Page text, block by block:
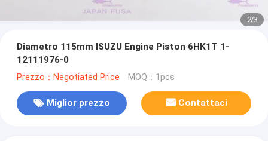
2/3
Diametro 115mm ISUZU Engine Piston 6HK1T 1-
12111976-0
Prezzo：Negotiated Price MOQ：1pcs
Miglior prezzo Contattaci